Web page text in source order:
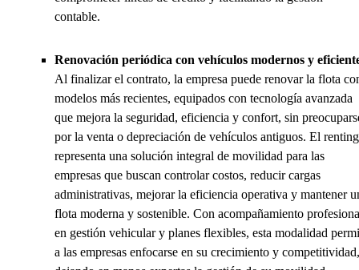
contable.
Renovación periódica con vehículos modernos y
Al finalizar el contrato, la empresa puede renovar la flota
modelos más recientes, equipados con tecnología avanzada
que mejora la seguridad, eficiencia y confort, sin
por la venta o depreciación de vehículos antiguos. El renting
representa una solución integral de movilidad para las
empresas que buscan controlar costos, reducir cargas
administrativas, mejorar la eficiencia operativa y mantener
flota moderna y sostenible. Con acompañamiento
en gestión vehicular y planes flexibles, esta modalidad
a las empresas enfocarse en su crecimiento y competitividad,